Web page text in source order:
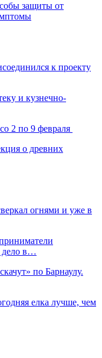
защиты от
к проекту
и кузнечно-
2 по 9 февраля
о древних
огнями и уже в
дело в…
по Барнаулу.
елка лучше, чем